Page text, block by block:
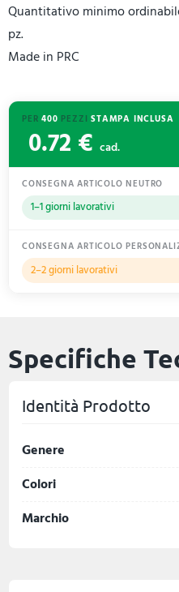
Quantitativo minimo
pz.
Made in PRC
PER400 PEZZISTAMPA INCLUSA
0.72 € cad.
CONSEGNA ARTICOLO NEUTRO
1–1 giorni lavorativi
CONSEGNA ARTICOLO
2–2 giorni lavorativi
Specifiche
Identità Prodotto
Genere
Colori
Marchio